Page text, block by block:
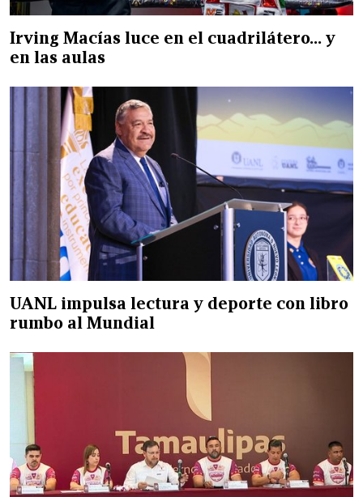
Irving Macías luce en el cuadrilátero… y
en las aulas
UANL impulsa lectura y deporte con libro
rumbo al Mundial